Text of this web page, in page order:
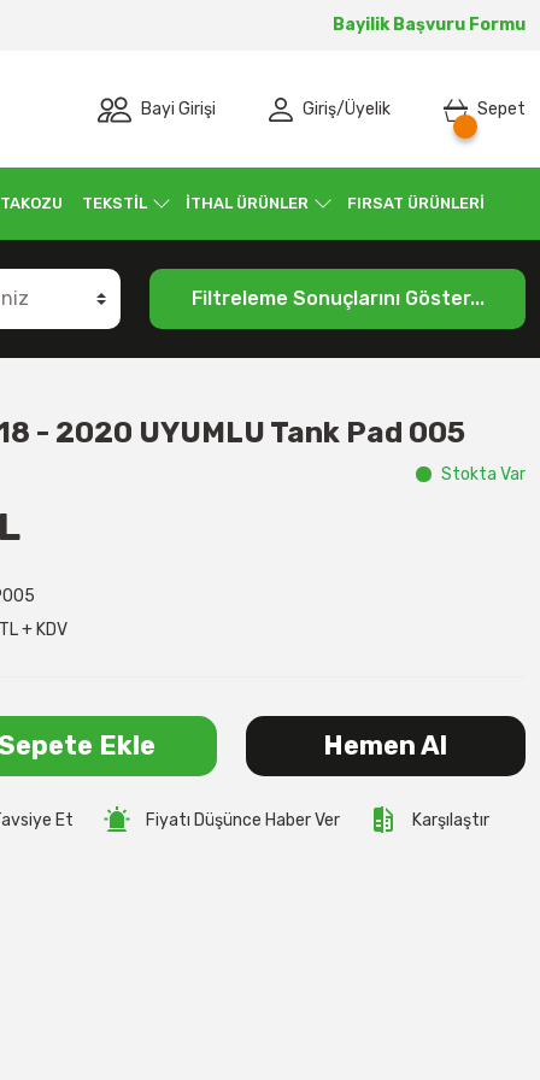
Bayilik Başvuru Formu
Bayi Girişi Giriş/Üyelik Sepet
TEKSTİL İTHAL ÜRÜNLER FIRSAT ÜRÜNLERİ
Filtreleme Sonuçlarını Göster...
- 2020 UYUMLU Tank Pad 005
Stokta Var
+ KDV
Ekle Hemen Al
Et Fiyatı Düşünce Haber Ver Karşılaştır